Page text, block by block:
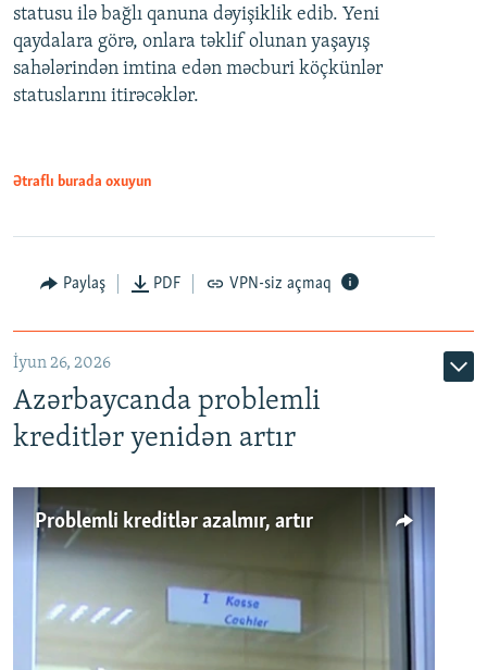
Auto 240p 360p 480p
720p 1080p
480p
720p
statusu ilə bağlı qanuna dəyişiklik edib. Yeni
qaydalara görə, onlara təklif olunan yaşayış
sahələrindən imtina edən məcburi köçkünlər
statuslarını itirəcəklər.
Ətraflı burada oxuyun
Paylaş PDF VPN-siz açmaq
İyun 26, 2026
Azərbaycanda problemli
kreditlər yenidən artır
Problemli kreditlər azalmır, artır